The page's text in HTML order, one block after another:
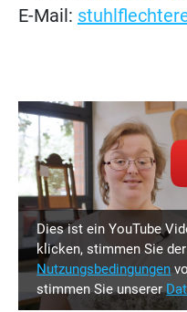
E-Mail:
Dies ist ein YouTube
klicken, stimmen Sie der
Nutzungsbedingungen
stimmen Sie unserer